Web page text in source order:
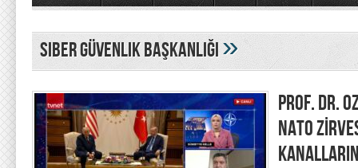
Siber Güvenlik Başkanlığı»
PROF. DR.
NATO